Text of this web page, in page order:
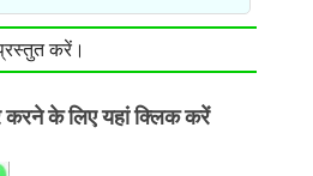
करें।
के लिए यहां क्लिक करें